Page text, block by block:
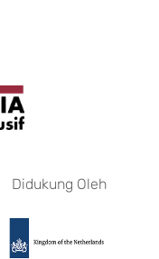
Didukung Oleh